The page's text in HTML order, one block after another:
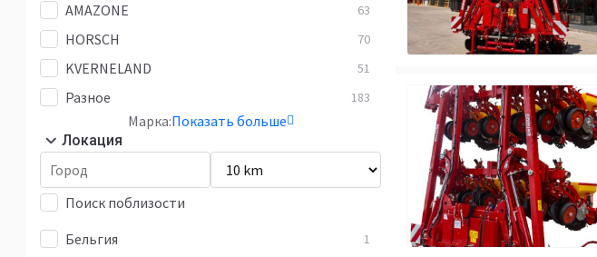
AMAZONE 63
HORSCH 70
KVERNELAND 51
Разное 183
Марка:Показать больше
Локация
Поиск поблизости
Бельгия
1